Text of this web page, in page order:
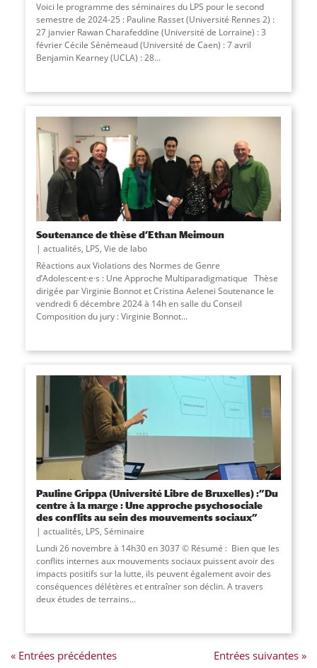
Voici le programme des séminaires du LPS pour le second
semestre de 2024-25 : Pauline Rasset (Université Rennes 2) :
27 janvier Rawan Charafeddine (Université de Lorraine) : 3
février Cécile Sénémeaud (Université de Caen) : 7 avril
Benjamin Kearney (UCLA) : 28...
Soutenance de thèse d’Ethan Meimoun
actualités, LPS, Vie de labo
Réactions aux Violations des Normes de Genre
d’Adolescent·e·s : Une Approche Multiparadigmatique Thèse
dirigée par Virginie Bonnot et Cristina Aelenei Soutenance le
vendredi 6 décembre 2024 à 14h en salle du Conseil
Composition du jury : Virginie Bonnot...
Pauline Grippa (Université Libre de Bruxelles) :”Du
centre à la marge : Une approche psychosociale
des conflits au sein des mouvements sociaux”
actualités, LPS, Séminaire
Lundi 26 novembre à 14h30 en 3037 © Résumé : Bien que les
conflits internes aux mouvements sociaux puissent avoir des
impacts positifs sur la lutte, ils peuvent également avoir des
conséquences délétères et entraîner son déclin. A travers
deux études de terrains...
« Entrées précédentes Entrées suivantes »